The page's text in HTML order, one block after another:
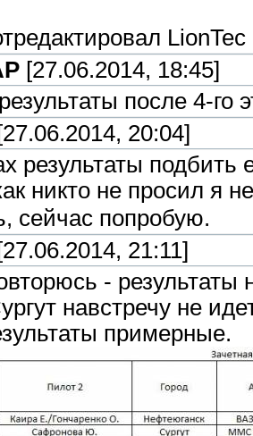
LionTec
[27.06.2014, 18:45]
после 4-го
[27.06.2014, 20:04]
результаты
никто не просил я
сейчас попробую.
[27.06.2014, 21:11]
-
навстречу не
примерные.